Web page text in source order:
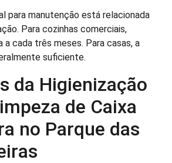
para manutenção está relacionada
Para cozinhas comerciais,
a cada três meses. Para casas, a
suficiente.
da Higienização
de Caixa
no Parque das